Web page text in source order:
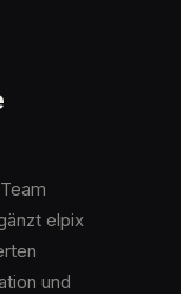
elpix
und